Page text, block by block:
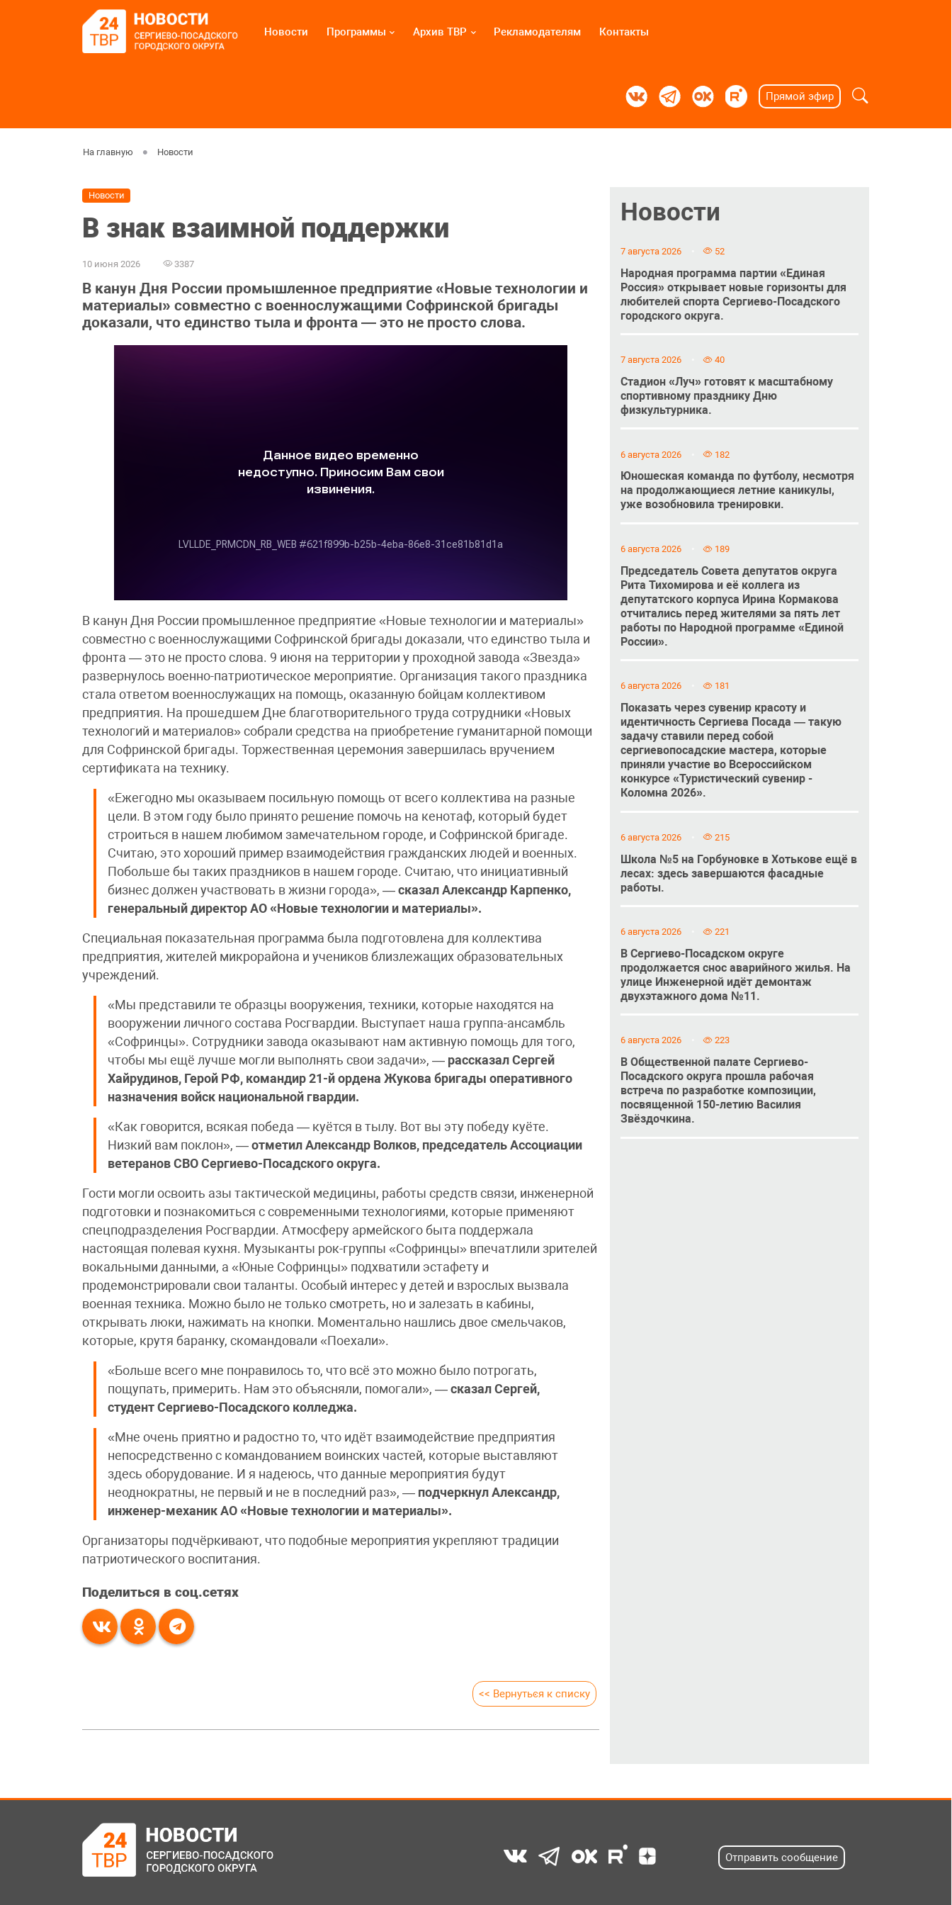
Новости Программы Архив ТВР Рекламодателям Контакты
Прямой эфир
На главную Новости
Новости
В знак взаимной поддержки
10 июня 2026 3387
В канун Дня России промышленное предприятие «Новые технологии и
материалы» совместно с военнослужащими Софринской бригады
доказали, что единство тыла и фронта — это не просто слова.
В канун Дня России промышленное предприятие «Новые технологии и материалы»
совместно с военнослужащими Софринской бригады доказали, что единство тыла и
фронта — это не просто слова. 9 июня на территории у проходной завода «Звезда»
развернулось военно-патриотическое мероприятие. Организация такого праздника
стала ответом военнослужащих на помощь, оказанную бойцам коллективом
предприятия. На прошедшем Дне благотворительного труда сотрудники «Новых
технологий и материалов» собрали средства на приобретение гуманитарной помощи
для Софринской бригады. Торжественная церемония завершилась вручением
сертификата на технику.
«Ежегодно мы оказываем посильную помощь от всего коллектива на разные
цели. В этом году было принято решение помочь на кенотаф, который будет
строиться в нашем любимом замечательном городе, и Софринской бригаде.
Считаю, это хороший пример взаимодействия гражданских людей и военных.
Побольше бы таких праздников в нашем городе. Считаю, что инициативный
бизнес должен участвовать в жизни города», —сказал Александр Карпенко,
генеральный директор АО «Новые технологии и материалы».
Специальная показательная программа была подготовлена для коллектива
предприятия, жителей микрорайона и учеников близлежащих образовательных
учреждений.
«Мы представили те образцы вооружения, техники, которые находятся на
вооружении личного состава Росгвардии. Выступает наша группа-ансамбль
«Софринцы». Сотрудники завода оказывают нам активную помощь для того,
чтобы мы ещё лучше могли выполнять свои задачи», — рассказал Сергей
Хайрудинов, Герой РФ, командир 21-й ордена Жукова бригады оперативного
назначения войск национальной гвардии.
«Как говорится, всякая победа — куётся в тылу. Вот вы эту победу куёте.
Низкий вам поклон», —отметил Александр Волков, председатель Ассоциации
ветеранов СВО Сергиево-Посадского округа.
Гости могли освоить азы тактической медицины, работы средств связи, инженерной
подготовки и познакомиться с современными технологиями, которые применяют
спецподразделения Росгвардии. Атмосферу армейского быта поддержала
настоящая полевая кухня. Музыканты рок-группы «Софринцы» впечатлили зрителей
вокальными данными, а «Юные Софринцы» подхватили эстафету и
продемонстрировали свои таланты. Особый интерес у детей и взрослых вызвала
военная техника. Можно было не только смотреть, но и залезать в кабины,
открывать люки, нажимать на кнопки. Моментально нашлись двое смельчаков,
которые, крутя баранку, скомандовали «Поехали».
«Больше всего мне понравилось то, что всё это можно было потрогать,
пощупать, примерить. Нам это объясняли, помогали», — сказал Сергей,
студент Сергиево-Посадского колледжа.
«Мне очень приятно и радостно то, что идёт взаимодействие предприятия
непосредственно с командованием воинских частей, которые выставляют
здесь оборудование. И я надеюсь, что данные мероприятия будут
неоднократны, не первый и не в последний раз», — подчеркнул Александр,
инженер-механик АО «Новые технологии и материалы».
Организаторы подчёркивают, что подобные мероприятия укрепляют традиции
патриотического воспитания.
Поделиться в соц.сетях
<< Вернуться к списку
Новости
7 августа 2026 52
Народная программа партии «Единая
Россия» открывает новые горизонты для
любителей спорта Сергиево-Посадского
городского округа.
7 августа 2026 40
Стадион «Луч» готовят к масштабному
спортивному празднику Дню
физкультурника.
6 августа 2026 182
Юношеская команда по футболу, несмотря
на продолжающиеся летние каникулы,
уже возобновила тренировки.
6 августа 2026 189
Председатель Совета депутатов округа
Рита Тихомирова и её коллега из
депутатского корпуса Ирина Кормакова
отчитались перед жителями за пять лет
работы по Народной программе «Единой
России».
6 августа 2026 181
Показать через сувенир красоту и
идентичность Сергиева Посада — такую
задачу ставили перед собой
сергиевопосадские мастера, которые
приняли участие во Всероссийском
конкурсе «Туристический сувенир -
Коломна 2026».
6 августа 2026 215
Школа №5 на Горбуновке в Хотькове ещё в
лесах: здесь завершаются фасадные
работы.
6 августа 2026 221
В Сергиево-Посадском округе
продолжается снос аварийного жилья. На
улице Инженерной идёт демонтаж
двухэтажного дома №11.
6 августа 2026 223
В Общественной палате Сергиево-
Посадского округа прошла рабочая
встреча по разработке композиции,
посвященной 150-летию Василия
Звёздочкина.
Отправить сообщение